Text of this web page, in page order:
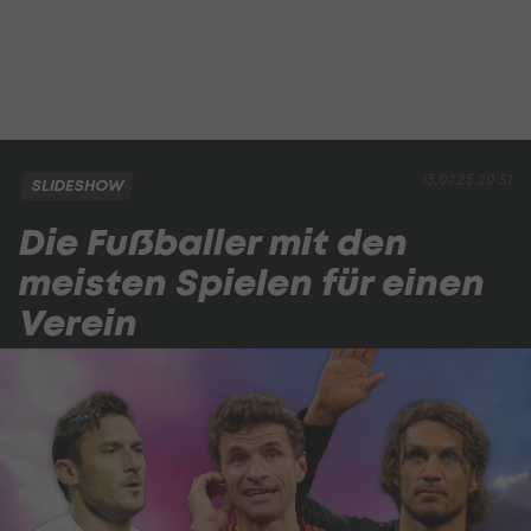
SLIDESHOW
Die Fußballer mit den
meisten Spielen für einen
Verein